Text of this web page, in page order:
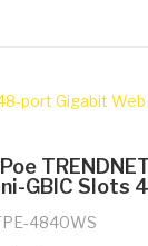
port Gigabit
GBIC Slots
4840WS